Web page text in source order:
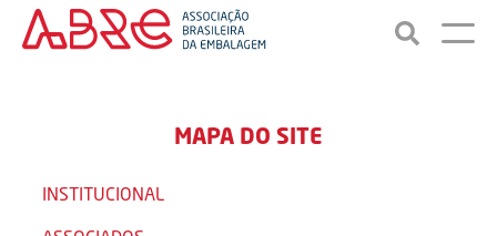
MAPA DO SITE
INSTITUCIONAL